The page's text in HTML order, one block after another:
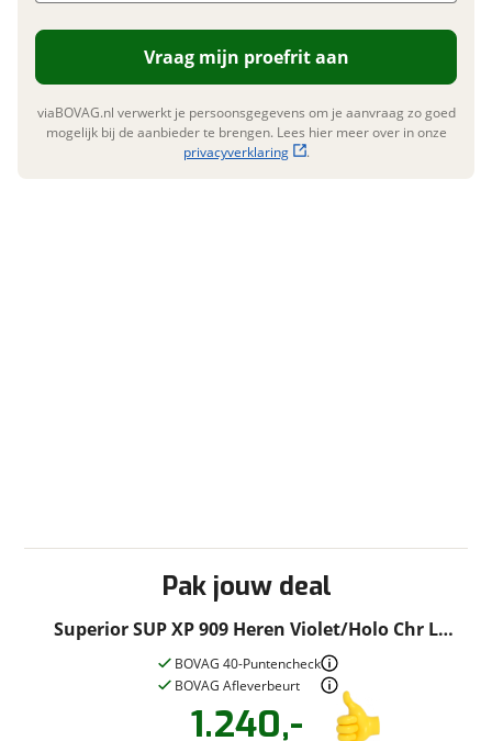
Pak jouw deal
Superior SUP XP 909 Heren Violet/Holo Chr L
2023
BOVAG 40-Puntencheck
BOVAG Afleverbeurt
1.240,-
Vraag eenproefrit
Stel eenvraag!
Vraag mijn proefrit aan
viaBOVAG.nl verwerkt je persoonsgegevens om je aanvraag zo goed
mogelijk bij de aanbieder te brengen. Lees hier meer over in onze
privacyverklaring
.